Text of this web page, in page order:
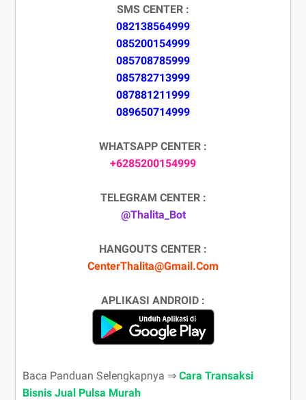
SMS CENTER :
082138564999
085200154999
085708785999
085782713999
087881211999
089650714999
WHATSAPP CENTER :
+6285200154999
TELEGRAM CENTER :
@Thalita_Bot
HANGOUTS CENTER :
CenterThalita@Gmail.Com
APLIKASI ANDROID :
Baca Panduan Selengkapnya ⇒ Cara Transaksi
Bisnis Jual Pulsa Murah